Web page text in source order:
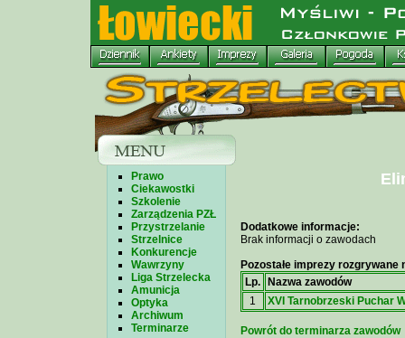
Prawo
Ciekawostki
Szkolenie
Zarządzenia PZŁ
Przystrzelanie
Strzelnice
Konkurencje
Wawrzyny
Liga Strzelecka
Amunicja
Optyka
Archiwum
Terminarze
Dodatkowe informacje:
Brak informacji o zawodach
Pozostałe imprezy rozgrywane
Lp.
Nazwa zawodów
1
XVI Tarnobrzeski Puchar
Powrót do terminarza zawodów